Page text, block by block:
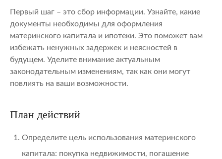
Первый шаг – это сбор информации. Узнайте, какие
документы необходимы для оформления
материнского капитала и ипотеки. Это поможет вам
избежать ненужных задержек и неясностей в
будущем. Уделите внимание актуальным
законодательным изменениям, так как они могут
повлиять на ваши возможности.
План действий
Определите цель использования материнского
капитала: покупка недвижимости, погашение